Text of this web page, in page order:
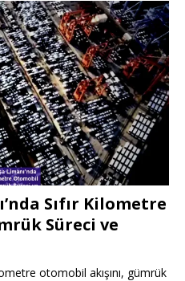
Sıfır Kilometre
Süreci ve
otomobil akışını, gümrük